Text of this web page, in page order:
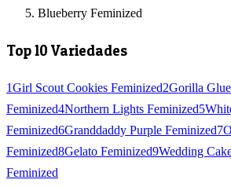
Blueberry Feminized
Top 10 Variedades
1Girl Scout Cookies Feminized2Gorilla
Feminized4Northern Lights Feminized5
Feminized6Granddaddy Purple Feminized7
Feminized8Gelato Feminized9Wedding
Feminized